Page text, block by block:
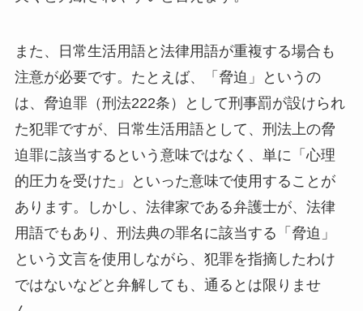
また、日常生活用語と法律用語が重複する場合も
注意が必要です。たとえば、「脅迫」というの
は、脅迫罪（刑法222条）として刑事罰が設けられ
た犯罪ですが、日常生活用語として、刑法上の脅
迫罪に該当するという意味ではなく、単に「心理
的圧力を受けた」といった意味で使用することが
あります。しかし、法律家である弁護士が、法律
用語でもあり、刑法典の罪名に該当する「脅迫」
という文言を使用しながら、犯罪を指摘したわけ
ではないなどと弁解しても、通るとは限りませ